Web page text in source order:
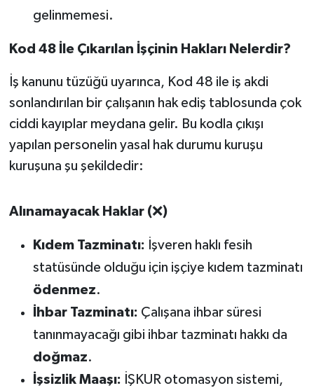
gelinmemesi.
Kod 48 İle Çıkarılan İşçinin Hakları Nelerdir?
İş kanunu tüzüğü uyarınca, Kod 48 ile iş akdi
sonlandırılan bir çalışanın hak ediş tablosunda çok
ciddi kayıplar meydana gelir. Bu kodla çıkışı
yapılan personelin yasal hak durumu kuruşu
kuruşuna şu şekildedir:
Alınamayacak Haklar (❌)
Kıdem Tazminatı: İşveren haklı fesih
statüsünde olduğu için işçiye kıdem tazminatı
ödenmez.
İhbar Tazminatı: Çalışana ihbar süresi
tanınmayacağı gibi ihbar tazminatı hakkı da
doğmaz.
İşsizlik Maaşı: İŞKUR otomasyon sistemi,